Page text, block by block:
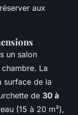
aux
un salon
La
surface de la
de 30 à
(15 à 20 m²),